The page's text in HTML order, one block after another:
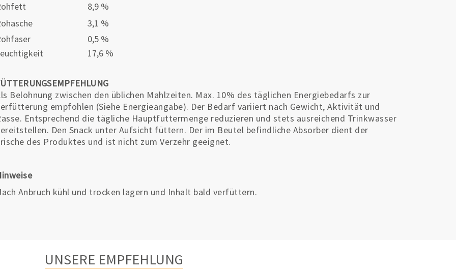
8,9 %
3,1 %
0,5 %
17,6 %
Belohnung zwischen den üblichen Mahlzeiten. Max. 10% des täglichen Energiebedarfs zur
empfohlen (Siehe Energieangabe). Der Bedarf variiert nach Gewicht, Aktivität und
Entsprechend die tägliche Hauptfuttermenge reduzieren und stets ausreichend Trinkwasser
Den Snack unter Aufsicht füttern. Der im Beutel befindliche Absorber dient der
des Produktes und ist nicht zum Verzehr geeignet.
Anbruch kühl und trocken lagern und Inhalt bald verfüttern.
UNSERE EMPFEHLUNG